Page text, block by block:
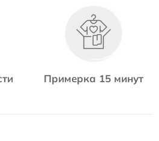
Примерка 15 минут